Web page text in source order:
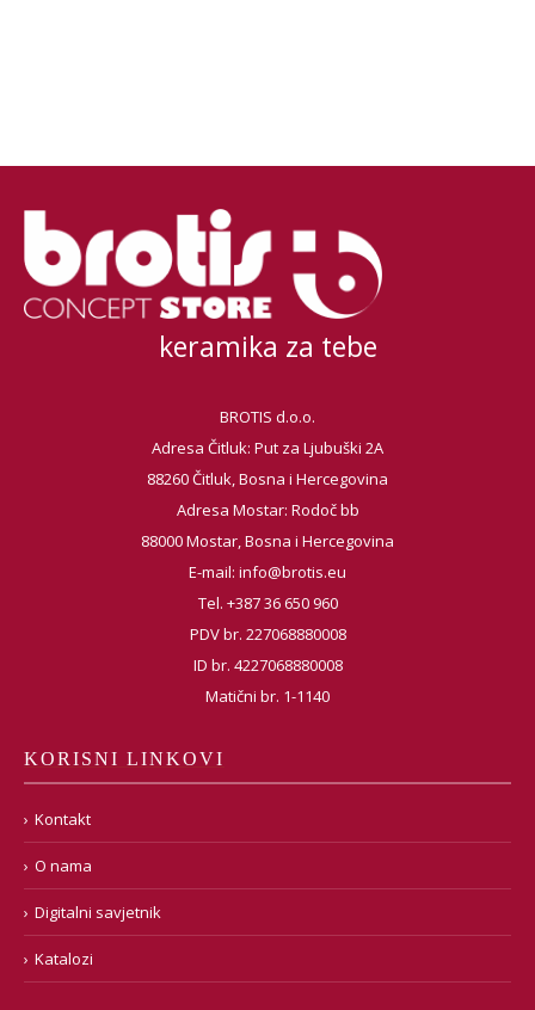
keramika za tebe
BROTIS d.o.o.
Adresa Čitluk: Put za Ljubuški 2A
88260 Čitluk, Bosna i Hercegovina
Adresa Mostar: Rodoč bb
88000 Mostar, Bosna i Hercegovina
E-mail: info@brotis.eu
Tel. +387 36 650 960
PDV br. 227068880008
ID br. 4227068880008
Matični br. 1-1140
KORISNI LINKOVI
Kontakt
O nama
Digitalni savjetnik
Katalozi